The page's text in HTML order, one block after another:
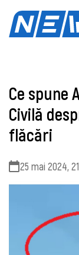
Ce spune
Civilă
flăcări
25 mai 2024,